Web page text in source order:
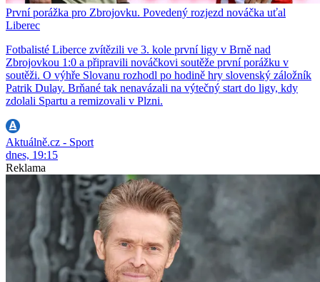
První porážka pro Zbrojovku. Povedený rozjezd nováčka uťal
Liberec
Fotbalisté Liberce zvítězili ve 3. kole první ligy v Brně nad
Zbrojovkou 1:0 a připravili nováčkovi soutěže první porážku v
soutěži. O výhře Slovanu rozhodl po hodině hry slovenský záložník
Patrik Dulay. Brňané tak nenavázali na výtečný start do ligy, kdy
zdolali Spartu a remizovali v Plzni.
Aktuálně.cz - Sport
dnes, 19:15
Reklama